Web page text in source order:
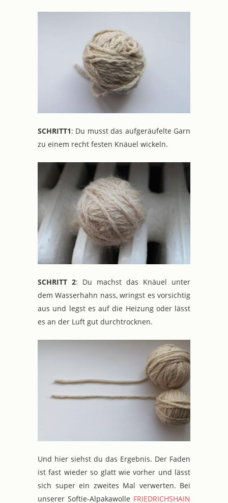
SCHRITT1: Du musst das aufgeräufelte Garn
zu einem recht festen Knäuel wickeln.
SCHRITT 2: Du machst das Knäuel unter
dem Wasserhahn nass, wringst es vorsichtig
aus und legst es auf die Heizung oder lässt
es an der Luft gut durchtrocknen.
Und hier siehst du das Ergebnis. Der Faden
ist fast wieder so glatt wie vorher und lässt
sich super ein zweites Mal verwerten. Bei
unserer Softie-Alpakawolle FRIEDRICHSHAIN